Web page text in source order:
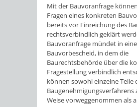
Mit der Bauvoranfrage
Fragen eines konkreten
bereits vor Einreichung des
rechtsverbindlich geklärt
Bauvoranfrage mündet in
Bauvorbescheid, in dem die
Baurechtsbehörde über die
Fragestellung verbindlich
können sowohl einzelne Teile
Baugenehmigungsverfahrens
Weise vorweggenommen als